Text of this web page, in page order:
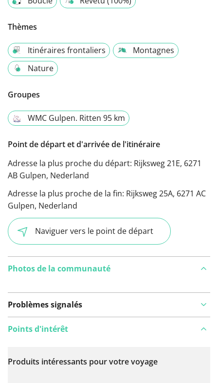
Thèmes
Itinéraires frontaliers
Montagnes
Nature
Groupes
WMC Gulpen. Ritten 95 km
Point de départ et d'arrivée de l'itinéraire
Adresse la plus proche du départ: Rijksweg 21E, 6271
AB Gulpen, Nederland
Adresse la plus proche de la fin: Rijksweg 25A, 6271 AC
Gulpen, Nederland
Naviguer vers le point de départ
Photos de la communauté
Problèmes signalés
Voir sur la carte
Points d'intérêt
Produits intéressants pour votre voyage